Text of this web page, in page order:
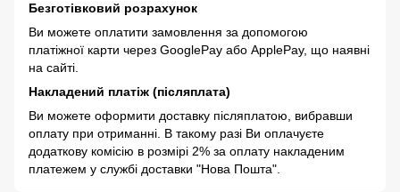
Безготівковий розрахунок
Ви можете оплатити замовлення за допомогою
платіжної карти через GooglePay або ApplePay, що наявні
на сайті.
Накладений платіж (післяплата)
Ви можете оформити доставку післяплатою, вибравши
оплату при отриманні. В такому разі Ви оплачуєте
додаткову комісію в розмірі 2% за оплату накладеним
платежем у службі доставки "Нова Пошта".